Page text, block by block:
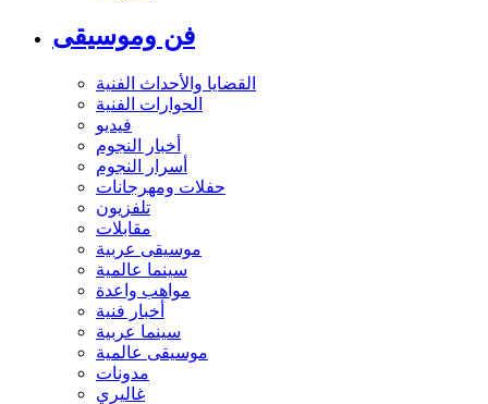
فن وموسيقى
القضايا والأحداث الفنية
الحوارات الفنية
فيديو
أخبار النجوم
أسرار النجوم
حفلات ومهرجانات
تلفزيون
مقابلات
موسيقى عربية
سينما عالمية
مواهب واعدة
أخبار فنية
سينما عربية
موسيقى عالمية
مدونات
غاليري